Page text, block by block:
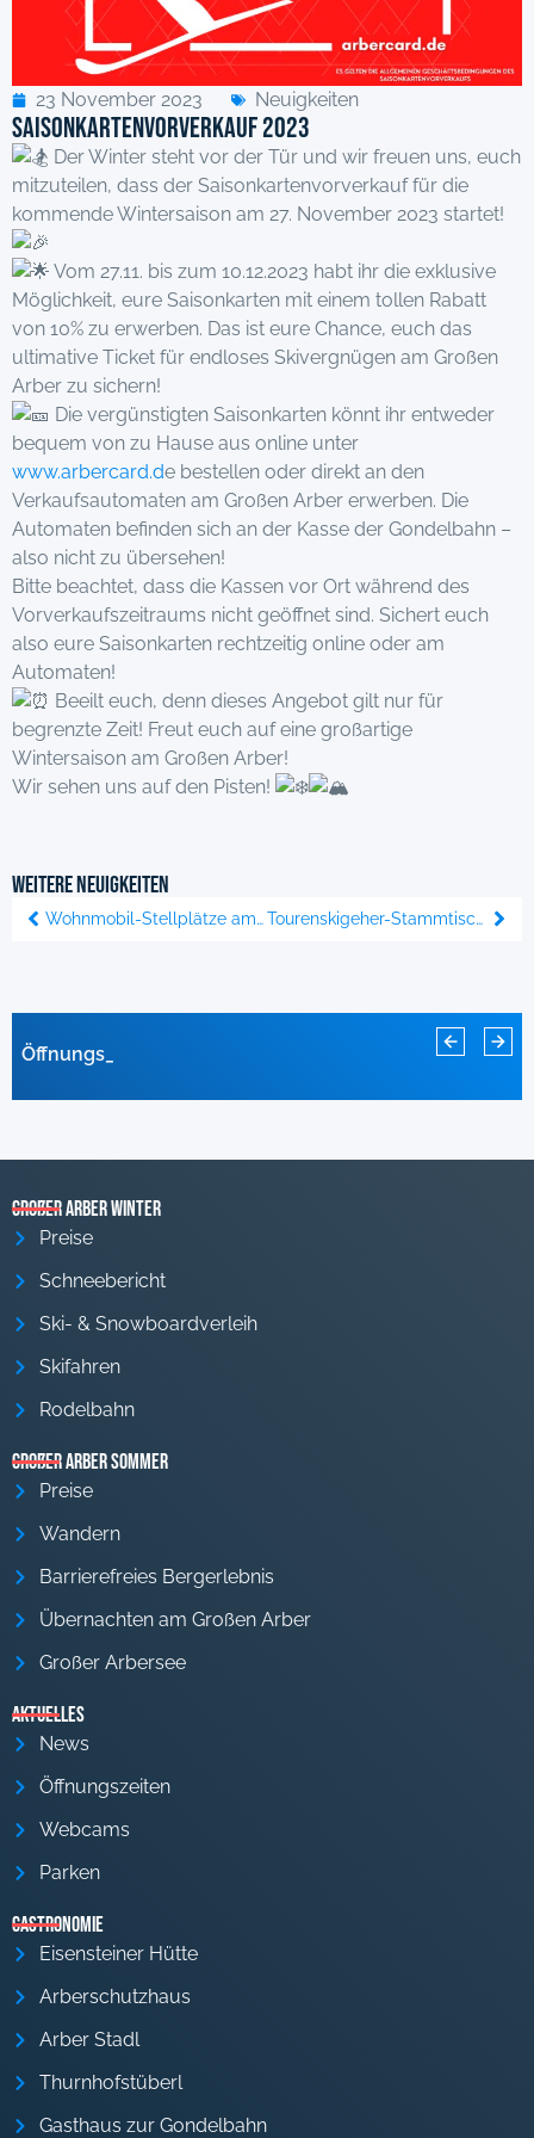
23 November 2023 Neuigkeiten
Saisonkartenvorverkauf 2023
Der Winter steht vor der Tür und wir freuen uns, euch
mitzuteilen, dass der Saisonkartenvorverkauf für die
kommende Wintersaison am 27. November 2023 startet!
Vom 27.11. bis zum 10.12.2023 habt ihr die exklusive
Möglichkeit, eure Saisonkarten mit einem tollen Rabatt
von 10% zu erwerben. Das ist eure Chance, euch das
ultimative Ticket für endloses Skivergnügen am Großen
Arber zu sichern!
Die vergünstigten Saisonkarten könnt ihr entweder
bequem von zu Hause aus online unter
www.arbercard.de bestellen oder direkt an den
Verkaufsautomaten am Großen Arber erwerben. Die
Automaten befinden sich an der Kasse der Gondelbahn –
also nicht zu übersehen!
Bitte beachtet, dass die Kassen vor Ort während des
Vorverkaufszeitraums nicht geöffnet sind. Sichert euch
also eure Saisonkarten rechtzeitig online oder am
Automaten!
Beeilt euch, denn dieses Angebot gilt nur für
begrenzte Zeit! Freut euch auf eine großartige
Wintersaison am Großen Arber!
Wir sehen uns auf den Pisten!
Weitere Neuigkeiten
Wohnmobil-Stellplätze am Großen Arber & Großen Arbersee Tourenskigeher-Stammtisch jeden Mittwoch
Öffnungszeiten d
Anlagen im April geschlossen!
Rodelbahn Sonnenhang für diese Saison
geschlossen
Großer Arber Winter
Preise
Schneebericht
Ski- & Snowboardverleih
Skifahren
Rodelbahn
Großer Arber Sommer
Preise
Wandern
Barrierefreies Bergerlebnis
Übernachten am Großen Arber
Großer Arbersee
Aktuelles
News
Öffnungszeiten
Webcams
Parken
Gastronomie
Eisensteiner Hütte
Arberschutzhaus
Arber Stadl
Thurnhofstüberl
Gasthaus zur Gondelbahn